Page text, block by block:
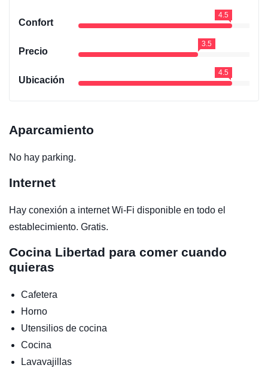
Confort
4.5
Precio
3.5
Ubicación
4.5
Aparcamiento
No hay parking.
Internet
Hay conexión a internet Wi-Fi disponible en todo el
establecimiento. Gratis.
Cocina Libertad para comer cuando
quieras
Cafetera
Horno
Utensilios de cocina
Cocina
Lavavajillas